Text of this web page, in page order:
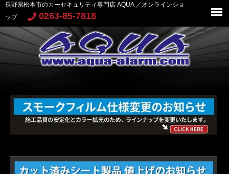
長野県松本市のカーセキュリティ専門店 AQUA ／オンラインショ
ップ
0263-85-7818